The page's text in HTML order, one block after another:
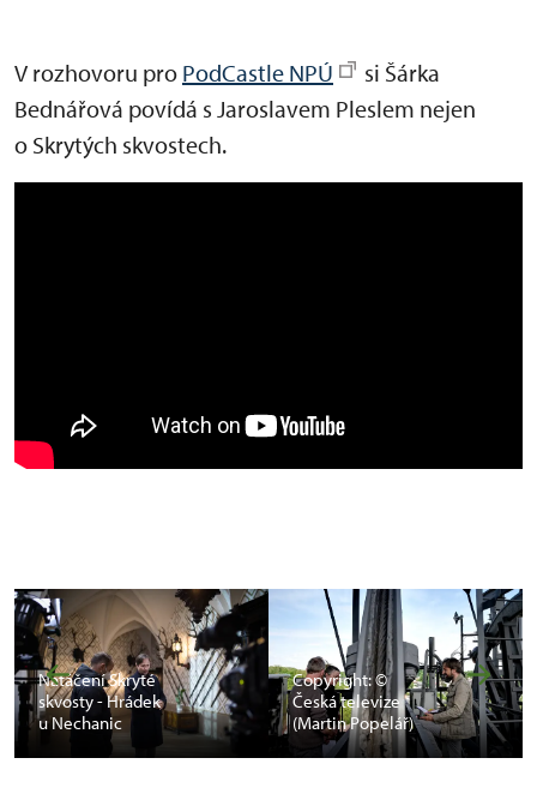
V rozhovoru pro PodCastle NPÚ
si Šárka
Bednářová povídá s Jaroslavem Pleslem nejen
o Skrytých skvostech.
Natáčení Skryté
skvosty - Hrádek
u Nechanic
Copyright: ©
Česká televize
(Martin Popelář)